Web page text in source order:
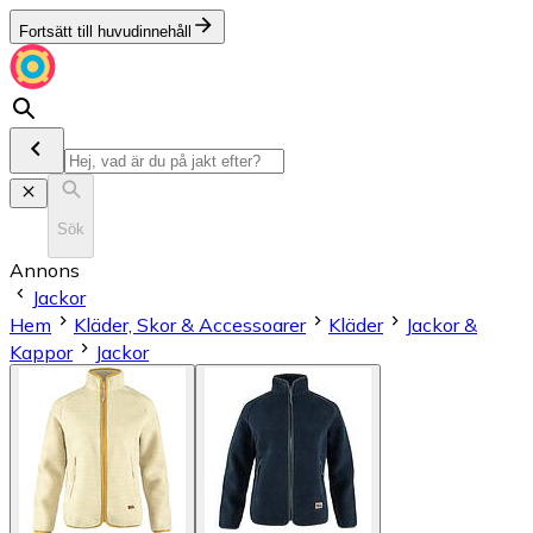
Fortsätt till huvudinnehåll
Sök
Annons
Jackor
Hem
Kläder, Skor & Accessoarer Kläder
Jackor &
Kappor
Jackor